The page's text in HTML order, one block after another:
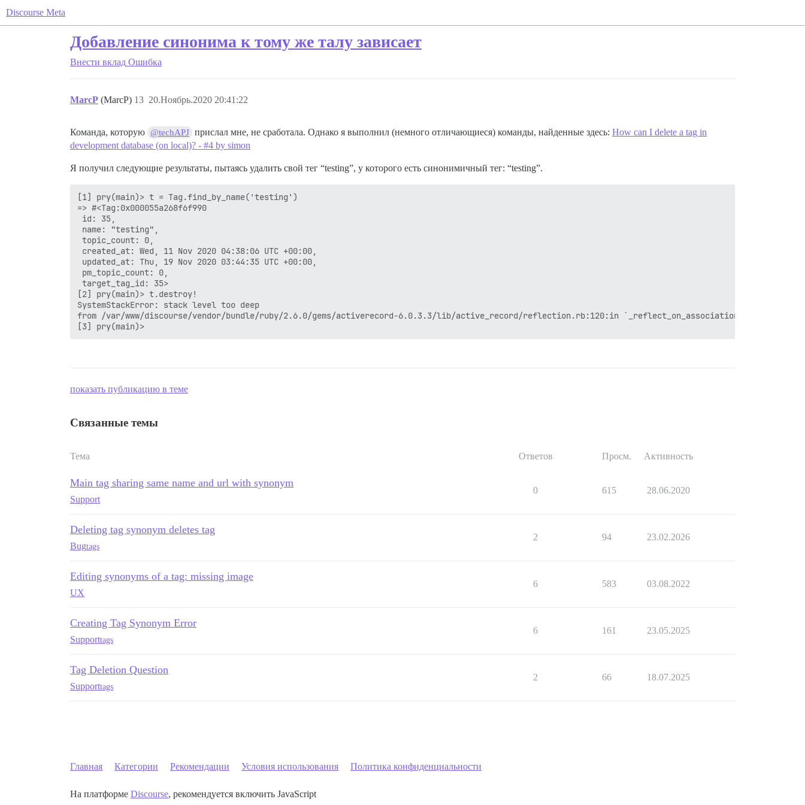
Discourse Meta
Добавление синонима к тому же талу зависает
Внести вклад Ошибка
MarcP (MarcP) 20.Ноябрь.2020 20:41:22
13
Команда, которую @techAPJ прислал мне, не сработала. Однако я выполнил (немного отличающиеся) команды, найденные здесь:How can I delete a tag in
development database (on local)? - #4 by simon
Я получил следующие результаты, пытаясь удалить свой тег “testing”, у которого есть синонимичный тег: “testing”.
[1] pry(main)> t = Tag.find_by_name('testing')
=> #<Tag:0x000055a268f6f990
id: 35,
name: "testing",
topic_count: 0,
created_at: Wed, 11 Nov 2020 04:38:06 UTC +00:00,
updated_at: Thu, 19 Nov 2020 03:44:35 UTC +00:00,
pm_topic_count: 0,
target_tag_id: 35>
[2] pry(main)> t.destroy!
SystemStackError: stack level too deep
from /var/www/discourse/vendor/bundle/ruby/2.6.0/gems/activerecord-6.0.3.3/lib/active_record/reflection.rb:120:in `_reflect_on_association'
показать публикацию в теме
Связанные темы
Тема Ответов Просм. Активность
Main tag sharing same name and url with synonym
Support
0 615 28.06.2020
Deleting tag synonym deletes tag
Bugtags
2 94 23.02.2026
Editing synonyms of a tag: missing image
UX
6 583 03.08.2022
Creating Tag Synonym Error
Supporttags
6 161 23.05.2025
Tag Deletion Question
Supporttags
2 66 18.07.2025
Главная Категории Рекомендации Условия использования Политика конфиденциальности
На платформе Discourse, рекомендуется включить JavaScript